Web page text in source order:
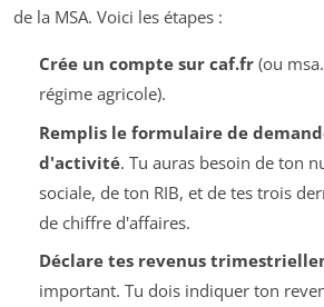
de la MSA. Voici les étapes :
Crée un compte sur caf.fr(ou
régime agricole).
Remplis le formulaire de
d'activité. Tu auras besoin de ton
sociale, de ton RIB, et de tes trois
de chiffre d'affaires.
Déclare tes revenus
important. Tu dois indiquer ton